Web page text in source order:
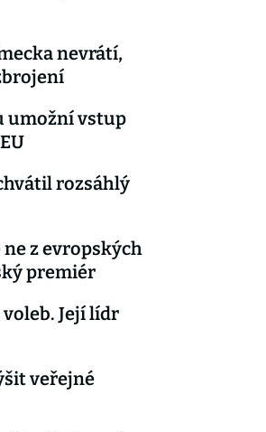
nevrátí,
umožní vstup
rozsáhlý
z evropských
premiér
Její lídr
veřejné